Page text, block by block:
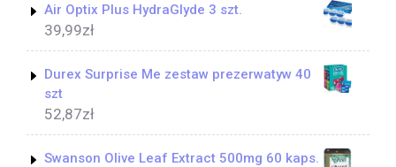
Air Optix Plus HydraGlyde 3 szt.
39,99zł
Durex Surprise Me zestaw prezerwatyw 40
szt
52,87zł
Swanson Olive Leaf Extract 500mg 60 kaps.